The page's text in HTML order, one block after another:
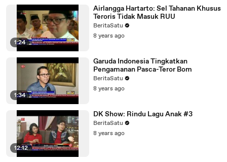
1:24
Airlangga Hartarto: Sel Tahanan Khusus
Teroris Tidak Masuk RUU
BeritaSatu
8 years ago
1:34
Garuda Indonesia Tingkatkan
Pengamanan Pasca-Teror Bom
BeritaSatu
8 years ago
12:12
DK Show: Rindu Lagu Anak #3
BeritaSatu
8 years ago